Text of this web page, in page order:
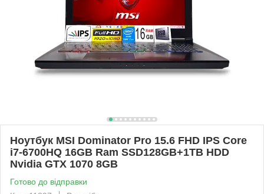
Ноутбук MSI Dominator Pro 15.6 FHD IPS Core
i7-6700HQ 16GB Ram SSD128GB+1TB HDD
Nvidia GTX 1070 8GB
Готово до відправки